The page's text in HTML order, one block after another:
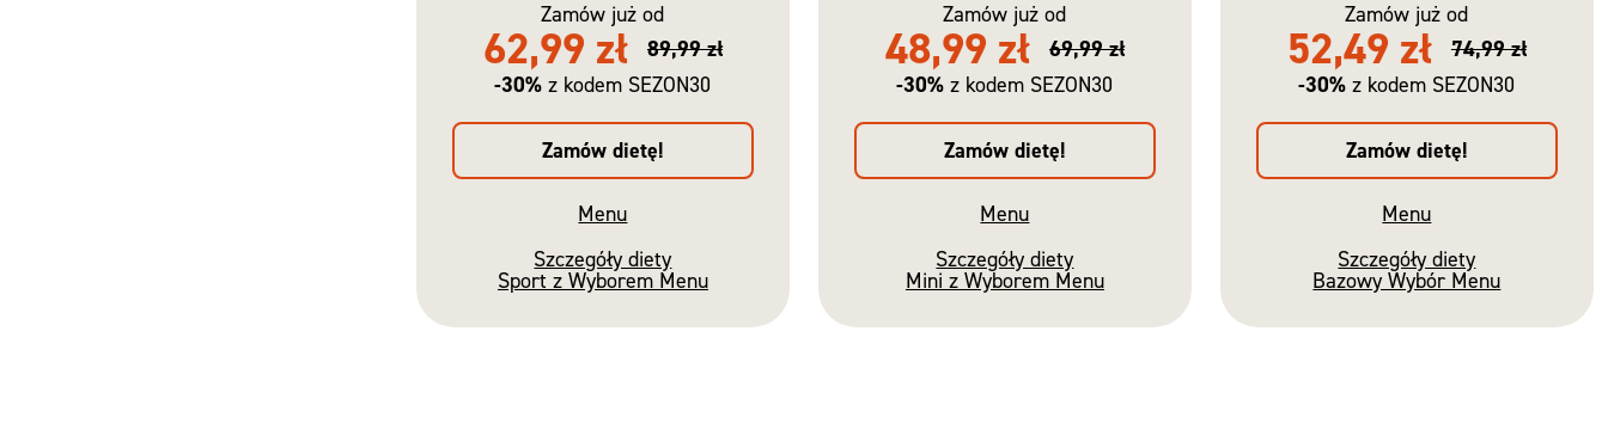
Zamów już od
62,99 zł
89,99 zł
-30% z kodem SEZON30
Zamów dietę!
Menu
Szczegóły diety
Sport z Wyborem Menu
Zamów już od
48,99 zł
69,99 zł
-30% z kodem SEZON30
Zamów dietę!
Menu
Szczegóły diety
Mini z Wyborem Menu
Zamów już od
52,49 zł
74,99 zł
-30% z kodem SEZON30
Zamów dietę!
Menu
Szczegóły diety
Bazowy Wybór Menu